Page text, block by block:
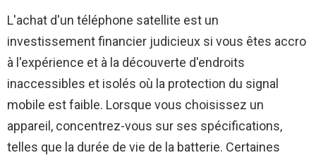
L'achat d'un téléphone satellite est un
investissement financier judicieux si vous êtes accro
à l'expérience et à la découverte d'endroits
inaccessibles et isolés où la protection du signal
mobile est faible. Lorsque vous choisissez un
appareil, concentrez-vous sur ses spécifications,
telles que la durée de vie de la batterie. Certaines